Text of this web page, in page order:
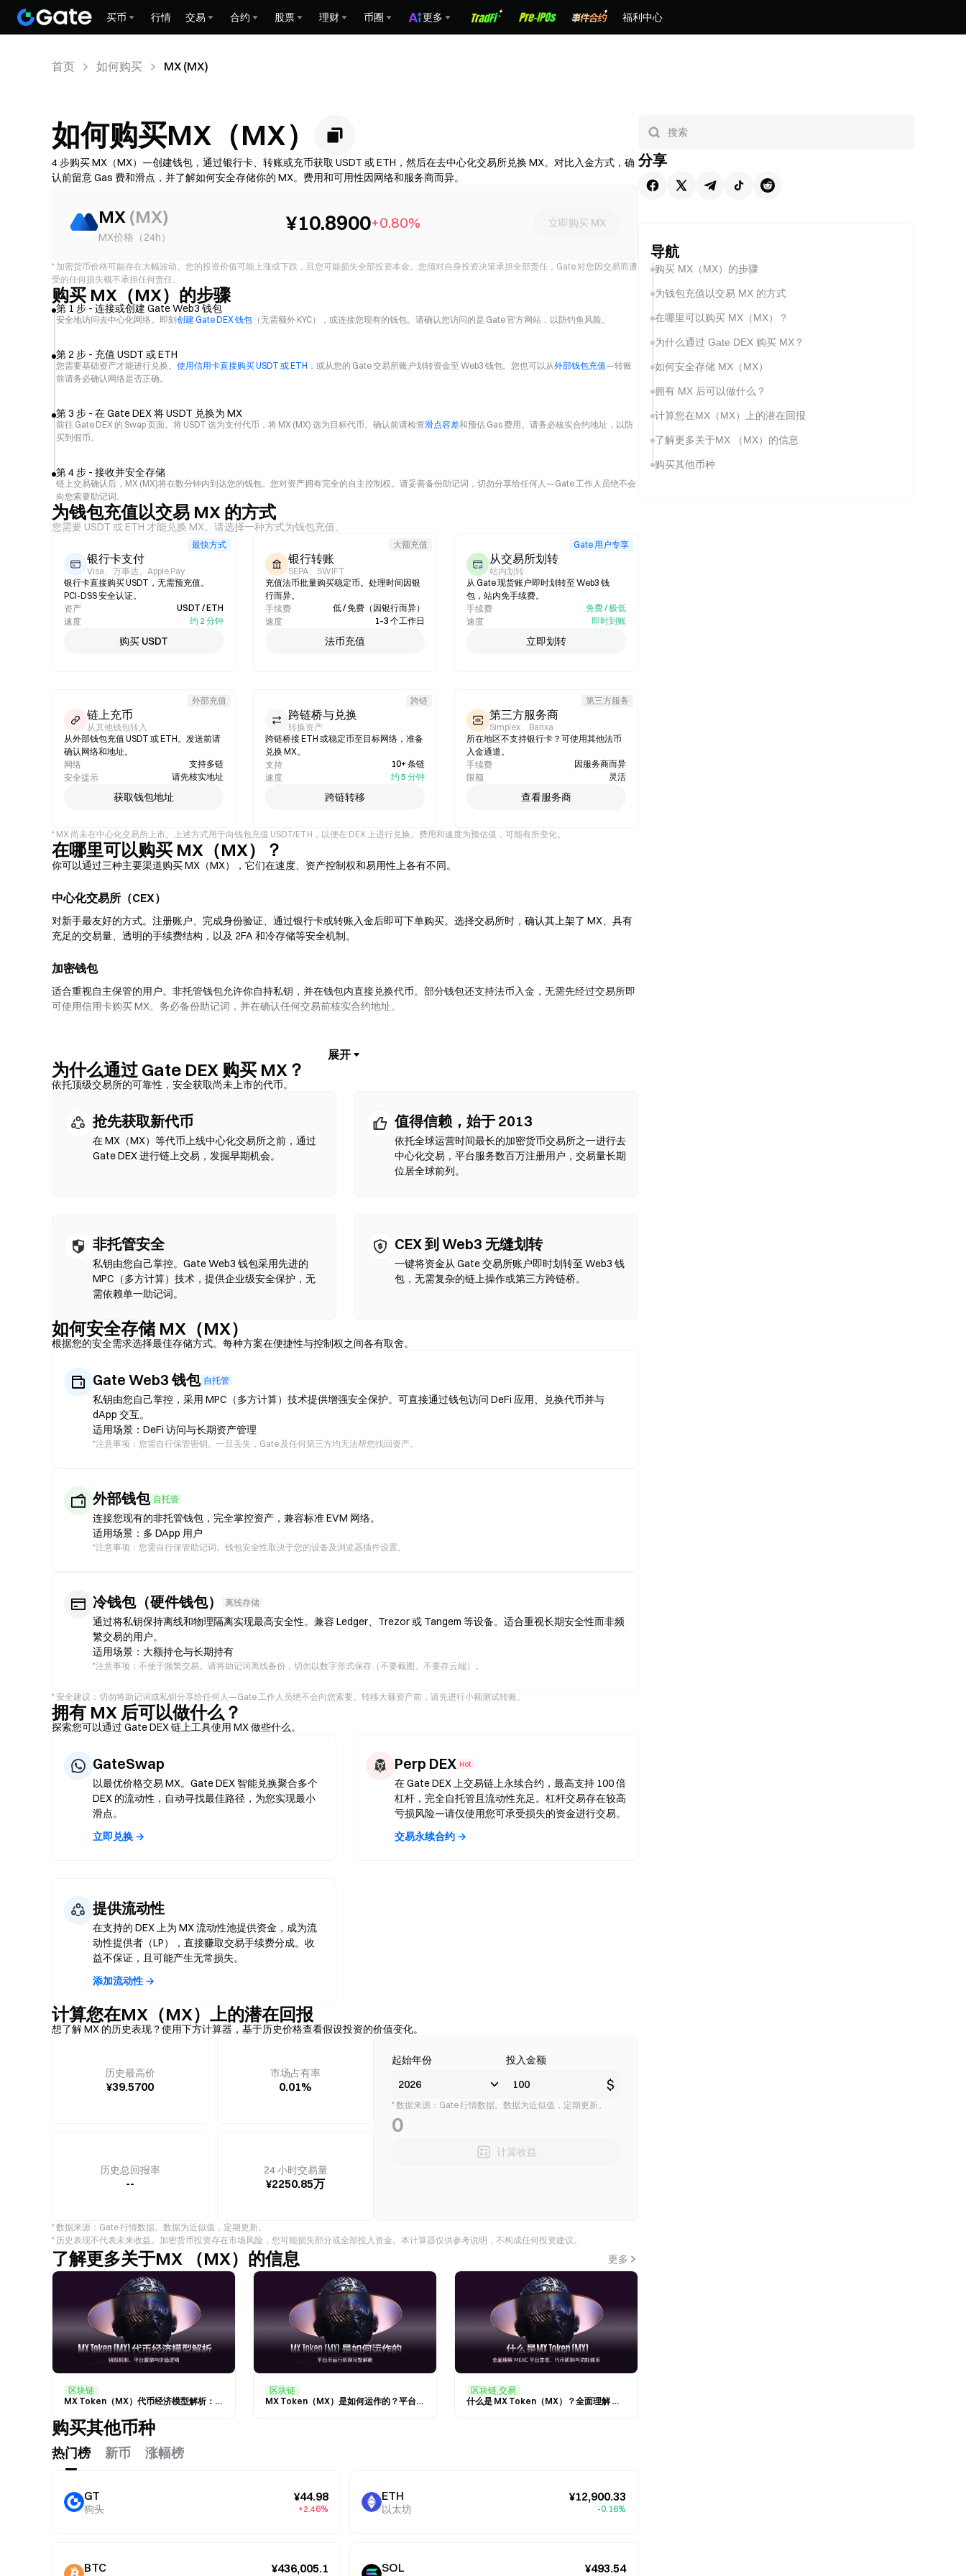
买币 行情 交易 合约 股票 理财 币圈 更多 福利中心
首页 如何购买 MX (MX)
如何购买MX（MX）
4 步购买 MX（MX）—创建钱包，通过银行卡、转账或充币获取 USDT 或 ETH，然后在去中心化交易所兑换 MX。对比入金方式，确
认前留意 Gas 费和滑点，并了解如何安全存储你的 MX。费用和可用性因网络和服务商而异。
MX (MX)
MX价格（24h）
¥10.8900+0.80% 立即购买 MX
* 加密货币价格可能存在大幅波动。您的投资价值可能上涨或下跌，且您可能损失全部投资本金。您须对自身投资决策承担全部责任，Gate 对您因交易而遭
受的任何损失概不承担任何责任。
购买 MX（MX）的步骤
第 1 步 - 连接或创建 Gate Web3 钱包
安全地访问去中心化网络。即刻创建 Gate DEX 钱包 （无需额外 KYC），或连接您现有的钱包。请确认您访问的是 Gate 官方网站，以防钓鱼风险。
第 2 步 - 充值 USDT 或 ETH
您需要基础资产才能进行兑换。 使用信用卡直接购买 USDT 或 ETH ，或从您的 Gate 交易所账户划转资金至 Web3 钱包。您也可以从外部钱包充值—转账
前请务必确认网络是否正确。
第 3 步 - 在 Gate DEX 将 USDT 兑换为 MX
前往 Gate DEX 的 Swap 页面。将 USDT 选为支付代币，将 MX (MX) 选为目标代币。确认前请检查滑点容差和预估 Gas 费用。请务必核实合约地址，以防
买到假币。
第 4 步 - 接收并安全存储
链上交易确认后，MX (MX)将在数分钟内到达您的钱包。您对资产拥有完全的自主控制权。请妥善备份助记词，切勿分享给任何人—Gate 工作人员绝不会
向您索要助记词。
为钱包充值以交易 MX 的方式
您需要 USDT 或 ETH 才能兑换 MX。请选择一种方式为钱包充值。
最快方式
银行卡支付
Visa、万事达、Apple Pay
银行卡直接购买 USDT，无需预充值。
PCI-DSS 安全认证。
资产
USDT / ETH
速度
约 2 分钟
购买 USDT
大额充值
银行转账
SEPA、SWIFT
充值法币批量购买稳定币。处理时间因银
行而异。
手续费
低 / 免费（因银行而异）
速度
1–3 个工作日
法币充值
Gate 用户专享
从交易所划转
站内划转
从 Gate 现货账户即时划转至 Web3 钱
包，站内免手续费。
手续费
免费 / 极低
速度
即时到账
立即划转
外部充值
链上充币
从其他钱包转入
从外部钱包充值 USDT 或 ETH。发送前请
确认网络和地址。
网络
支持多链
安全提示
请先核实地址
获取钱包地址
跨链
跨链桥与兑换
转换资产
跨链桥接 ETH 或稳定币至目标网络，准备
兑换 MX。
支持
10+ 条链
速度
约 5 分钟
跨链转移
第三方服务
第三方服务商
Simplex、Banxa
所在地区不支持银行卡？可使用其他法币
入金通道。
手续费
因服务商而异
限额
灵活
查看服务商
* MX 尚未在中心化交易所上市。上述方式用于向钱包充值 USDT/ETH，以便在 DEX 上进行兑换。费用和速度为预估值，可能有所变化。
在哪里可以购买 MX（MX）？
你可以通过三种主要渠道购买 MX（MX），它们在速度、资产控制权和易用性上各有不同。
中心化交易所（CEX）
对新手最友好的方式。注册账户、完成身份验证、通过银行卡或转账入金后即可下单购买。选择交易所时，确认其上架了 MX、具有
充足的交易量、透明的手续费结构，以及 2FA 和冷存储等安全机制。
加密钱包
适合重视自主保管的用户。非托管钱包允许你自持私钥，并在钱包内直接兑换代币。部分钱包还支持法币入金，无需先经过交易所即
可使用信用卡购买 MX。务必备份助记词，并在确认任何交易前核实合约地址。
无需中间方的点对点交易。DEX 通过智能合约在链上执行兑换，无需注册或身份验证。连接兼容钱包，选择代币对，设置滑点容差后
确认兑换即可。请注意交易需支付 Gas 费，且因流动性差异，价格可能与中心化市场有所不同。大部分 DEX 活动发生在以太坊、
BNB Chain、Polygon 等 EVM 兼容链上。
为什么通过 Gate DEX 购买 MX？
依托顶级交易所的可靠性，安全获取尚未上市的代币。
抢先获取新代币
在 MX（MX）等代币上线中心化交易所之前，通过
Gate DEX 进行链上交易，发掘早期机会。
值得信赖，始于 2013
依托全球运营时间最长的加密货币交易所之一进行去
中心化交易，平台服务数百万注册用户，交易量长期
位居全球前列。
非托管安全
私钥由您自己掌控。Gate Web3 钱包采用先进的
MPC（多方计算）技术，提供企业级安全保护，无
需依赖单一助记词。
CEX 到 Web3 无缝划转
一键将资金从 Gate 交易所账户即时划转至 Web3 钱
包，无需复杂的链上操作或第三方跨链桥。
如何安全存储 MX（MX）
根据您的安全需求选择最佳存储方式。每种方案在便捷性与控制权之间各有取舍。
Gate Web3 钱包 自托管
私钥由您自己掌控，采用 MPC（多方计算）技术提供增强安全保护。可直接通过钱包访问 DeFi 应用、兑换代币并与
dApp 交互。
适用场景：DeFi 访问与长期资产管理
*注意事项：您需自行保管密钥。一旦丢失，Gate 及任何第三方均无法帮您找回资产。
外部钱包 自托管
连接您现有的非托管钱包，完全掌控资产，兼容标准 EVM 网络。
适用场景：多 DApp 用户
*注意事项：您需自行保管助记词。钱包安全性取决于您的设备及浏览器插件设置。
冷钱包（硬件钱包） 离线存储
通过将私钥保持离线和物理隔离实现最高安全性。兼容 Ledger、Trezor 或 Tangem 等设备。适合重视长期安全性而非频
繁交易的用户。
适用场景：大额持仓与长期持有
*注意事项：不便于频繁交易。请将助记词离线备份，切勿以数字形式保存（不要截图、不要存云端）。
* 安全建议：切勿将助记词或私钥分享给任何人—Gate 工作人员绝不会向您索要。转移大额资产前，请先进行小额测试转账。
拥有 MX 后可以做什么？
探索您可以通过 Gate DEX 链上工具使用 MX 做些什么。
GateSwap
以最优价格交易 MX。Gate DEX 智能兑换聚合多个
DEX 的流动性，自动寻找最佳路径，为您实现最小
滑点。
立即兑换 →
Perp DEX Hot
在 Gate DEX 上交易链上永续合约，最高支持 100 倍
杠杆，完全自托管且流动性充足。杠杆交易存在较高
亏损风险—请仅使用您可承受损失的资金进行交易。
交易永续合约 →
提供流动性
在支持的 DEX 上为 MX 流动性池提供资金，成为流
动性提供者（LP），直接赚取交易手续费分成。收
益不保证，且可能产生无常损失。
添加流动性 →
计算您在MX（MX）上的潜在回报
想了解 MX 的历史表现？使用下方计算器，基于历史价格查看假设投资的价值变化。
历史最高价
¥39.5700
市场占有率
0.01%
历史总回报率
--
24 小时交易量
¥2250.85万
起始年份 投入金额
$
* 数据来源：Gate 行情数据。数据为近似值，定期更新。
0
计算收益
* 数据来源：Gate 行情数据。数据为近似值，定期更新。
* 历史表现不代表未来收益。加密货币投资存在市场风险，您可能损失部分或全部投入资金。本计算器仅供参考说明，不构成任何投资建议。
了解更多关于MX （MX）的信息 更多
区块链
MX Token（MX）代币经济模型解析：销毁机制、平台激励与价值逻辑
区块链
MX Token（MX）是如何运作的？平台币运行机制完整解析
区块链,交易
什么是 MX Token（MX）？全面理解 MEXC 平台生态、代币机制与功能体系
购买其他币种
热门榜 新币 涨幅榜
GT
狗头
¥44.98
+2.46%
ETH
以太坊
¥12,900.33
-0.16%
BTC ¥436,005.1 SOL ¥493.54
分享
导航
购买 MX（MX）的步骤
为钱包充值以交易 MX 的方式
在哪里可以购买 MX（MX）？
为什么通过 Gate DEX 购买 MX？
如何安全存储 MX（MX）
拥有 MX 后可以做什么？
计算您在MX（MX）上的潜在回报
了解更多关于MX （MX）的信息
购买其他币种